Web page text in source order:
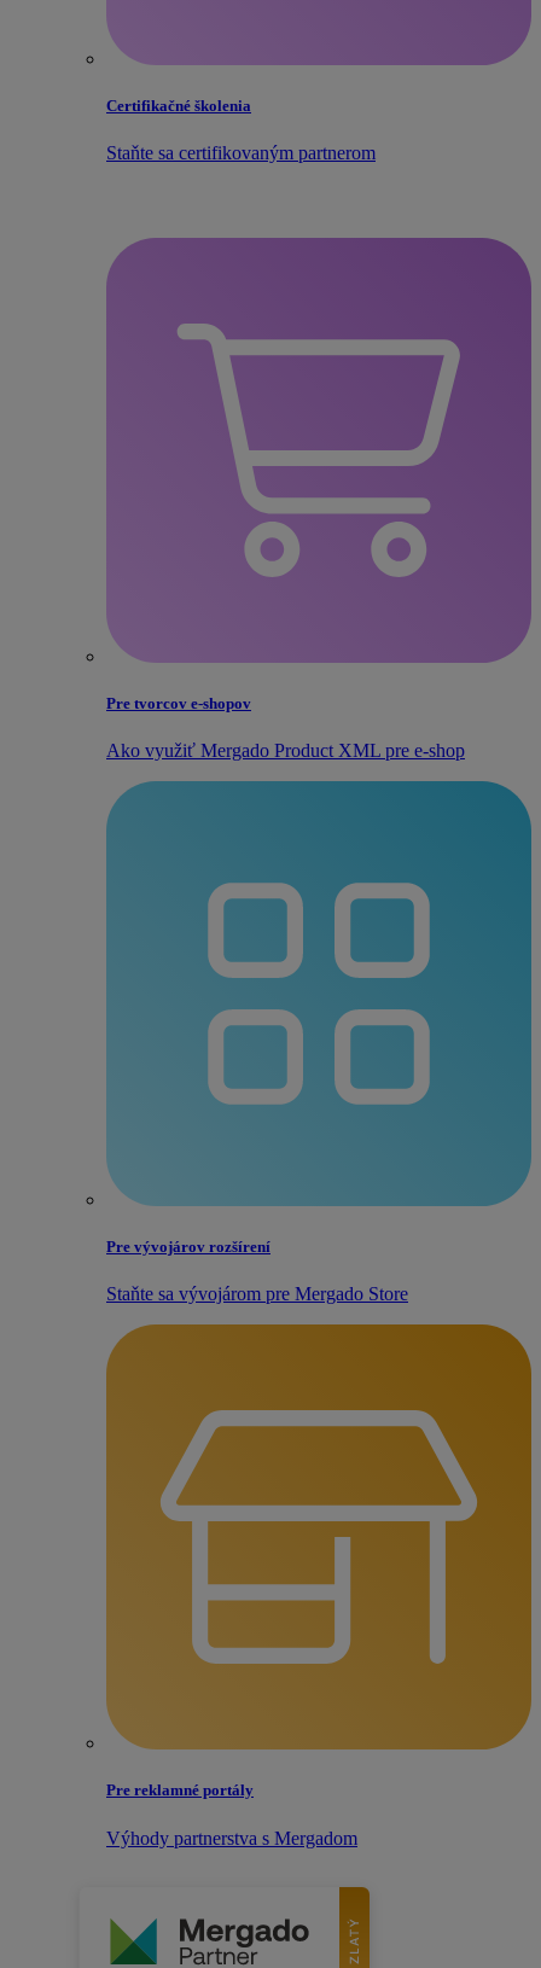
Certifikačné školenia
Staňte sa certifikovaným partnerom
Pre tvorcov e‑shopov
Ako využiť Mergado Product XML pre e‑shop
Pre vývojárov rozšírení
Staňte sa vývojárom pre Mergado Store
Pre reklamné portály
Výhody partnerstva s Mergadom